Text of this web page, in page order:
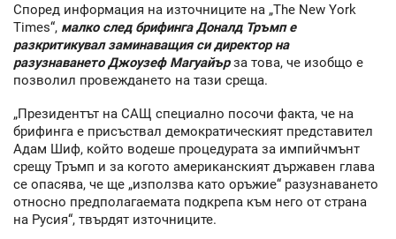
Според информация на източниците на „The New York
Times“, малко след брифинга Доналд Тръмп е
разкритикувал заминаващия си директор на
разузнаването Джоузеф Магуайърза това, че изобщо е
позволил провеждането на тази среща.
„Президентът на САЩ специално посочи факта, че на
брифинга е присъствал демократическият представител
Адам Шиф, който водеше процедурата за импийчмънт
срещу Тръмп и за когото американският държавен глава
се опасява, че ще „използва като оръжие“ разузнаването
относно предполагаемата подкрепа към него от страна
на Русия“, твърдят източниците.